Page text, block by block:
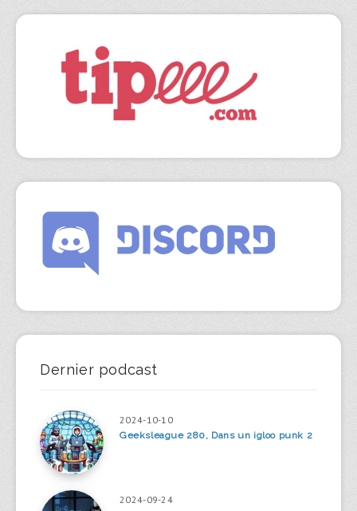
Dernier podcast
2024-10-10
Geeksleague 280, Dans un igloo punk 2
2024-09-24